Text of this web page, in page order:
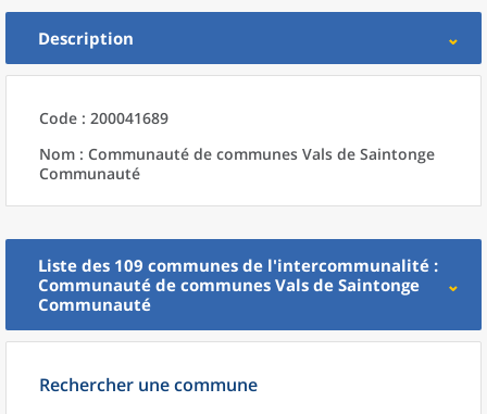
Description
Code : 200041689
Nom : Communauté de communes Vals de Saintonge
Communauté
Liste des 109 communes de l'intercommunalité :
Communauté de communes Vals de Saintonge
Communauté
Rechercher une commune